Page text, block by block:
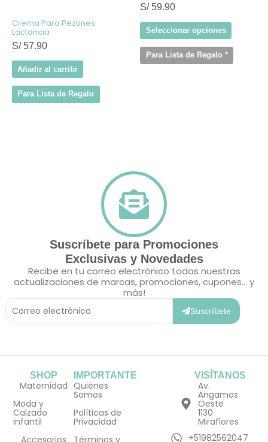
Crema Para Pezones
Lactancia
S/57.90
Añadir al carrito
Para Lista de Regalo
S/ 59.90
Seleccionar opciones producto
Para Lista de Regalo*
Suscríbete para Promociones
Exclusivas y Novedades
Recibe en tu correo electrónico todas nuestras
actualizaciones de marcas, promociones, cupones... y
más!
Correo
Electrónico
Suscríbete
SHOP
Maternidad
Moda y
Calzado
Infantil
Accesorios
IMPORTANTE
Quiénes
Somos
Políticas de
Privacidad
Términos y
VISÍTANOS
Av.
Angamos
Oeste
1130
Miraflores
+51982562047